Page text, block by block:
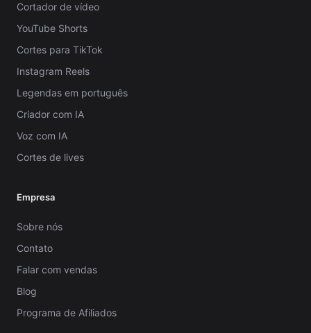
Cortador de vídeo
YouTube Shorts
Cortes para TikTok
Instagram Reels
Legendas em português
Criador com IA
Voz com IA
Cortes de lives
Empresa
Sobre nós
Contato
Falar com vendas
Blog
Programa de Afiliados